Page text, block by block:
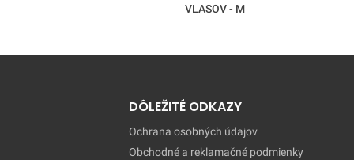
VLASOV - M
DÔLEŽITÉ ODKAZY
Ochrana osobných údajov
Obchodné a reklamačné podmienky